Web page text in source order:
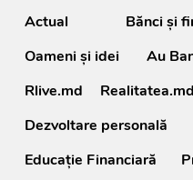
Actual Bănci şi
Oameni şi idei
Au
Rlive.md
Realitatea.md
Dezvoltare personală
Educație Financiară